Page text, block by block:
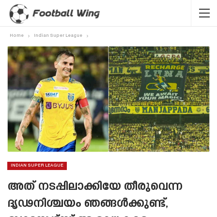
Home Indian Super League
INDIAN SUPER LEAGUE
അത് നടപ്പിലാക്കിയേ തീരുവെന്ന
ദൃഢനിശ്ചയം ഞങ്ങൾക്കുണ്ട്,